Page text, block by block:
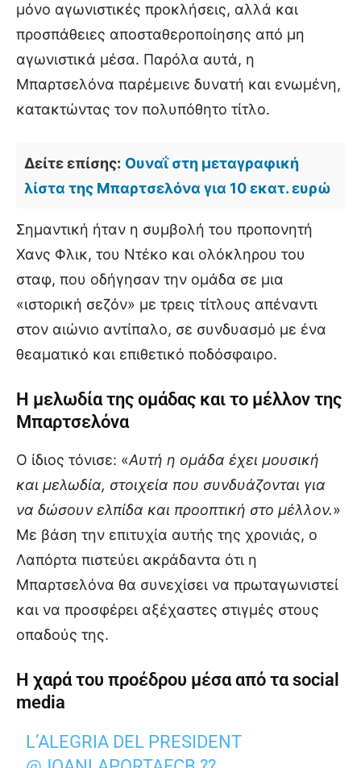
μόνο αγωνιστικές προκλήσεις, αλλά και
προσπάθειες αποσταθεροποίησης από μη
αγωνιστικά μέσα. Παρόλα αυτά, η
Μπαρτσελόνα παρέμεινε δυνατή και ενωμένη,
κατακτώντας τον πολυπόθητο τίτλο.
Δείτε επίσης: Ουναΐ στη μεταγραφική
λίστα της Μπαρτσελόνα για 10 εκατ. ευρώ
Σημαντική ήταν η συμβολή του προπονητή
Χανς Φλικ, του Ντέκο και ολόκληρου του
σταφ, που οδήγησαν την ομάδα σε μια
«ιστορική σεζόν» με τρεις τίτλους απέναντι
στον αιώνιο αντίπαλο, σε συνδυασμό με ένα
θεαματικό και επιθετικό ποδόσφαιρο.
Η μελωδία της ομάδας και το μέλλον της
Μπαρτσελόνα
Ο ίδιος τόνισε: «Αυτή η ομάδα έχει μουσική
και μελωδία, στοιχεία που συνδυάζονται για
να δώσουν ελπίδα και προοπτική στο μέλλον.»
Με βάση την επιτυχία αυτής της χρονιάς, ο
Λαπόρτα πιστεύει ακράδαντα ότι η
Μπαρτσελόνα θα συνεχίσει να πρωταγωνιστεί
και να προσφέρει αξέχαστες στιγμές στους
οπαδούς της.
Η χαρά του προέδρου μέσα από τα social
media
L’ALEGRIA DEL PRESIDENT